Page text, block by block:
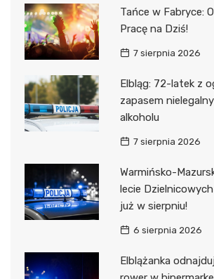
Tańce w Fabryce:
Pracę na Dziś!
7 sierpnia 2026
Elbląg: 72-latek z
zapasem
alkoholu
7 sierpnia 2026
Warmińsko-
lecie
już w sierpniu!
6 sierpnia 2026
Elblążanka